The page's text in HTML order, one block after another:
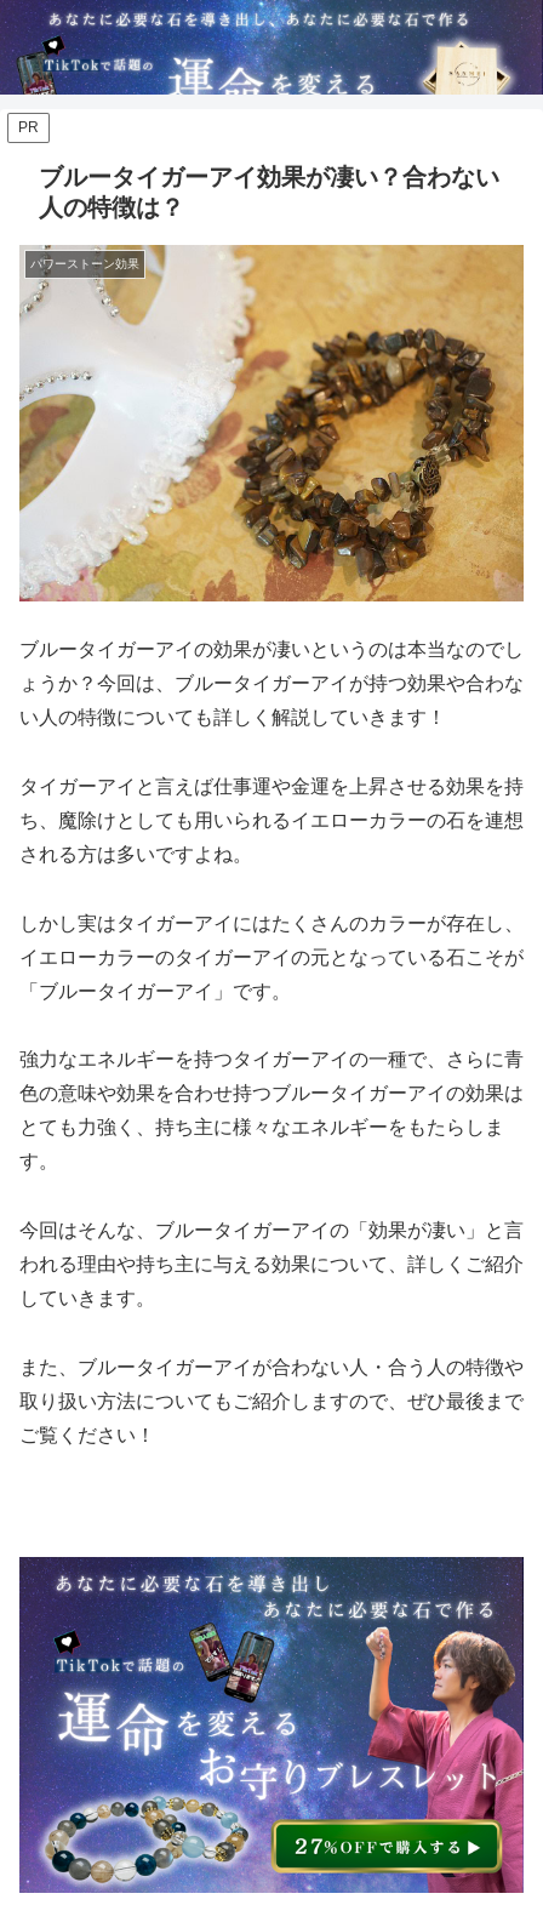
PR
ブルータイガーアイ効果が凄い？合わない
人の特徴は？
パワーストーン効果
ブルータイガーアイの効果が凄いというのは本当なのでし
ょうか？今回は、ブルータイガーアイが持つ効果や合わな
い人の特徴についても詳しく解説していきます！
タイガーアイと言えば仕事運や金運を上昇させる効果を持
ち、魔除けとしても用いられるイエローカラーの石を連想
される方は多いですよね。
しかし実はタイガーアイにはたくさんのカラーが存在し、
イエローカラーのタイガーアイの元となっている石こそが
「ブルータイガーアイ」です。
強力なエネルギーを持つタイガーアイの一種で、さらに青
色の意味や効果を合わせ持つブルータイガーアイの効果は
とても力強く、持ち主に様々なエネルギーをもたらしま
す。
今回はそんな、ブルータイガーアイの「効果が凄い」と言
われる理由や持ち主に与える効果について、詳しくご紹介
していきます。
また、ブルータイガーアイが合わない人・合う人の特徴や
取り扱い方法についてもご紹介しますので、ぜひ最後まで
ご覧ください！